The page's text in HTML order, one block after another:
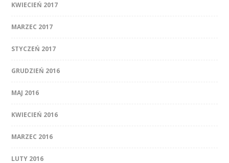
KWIECIEŃ 2017
MARZEC 2017
STYCZEŃ 2017
GRUDZIEŃ 2016
MAJ 2016
KWIECIEŃ 2016
MARZEC 2016
LUTY 2016